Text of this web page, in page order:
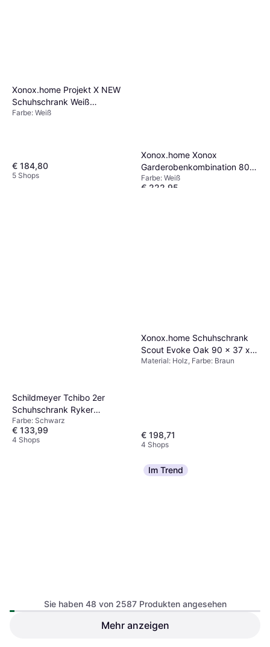
Xonox.home Projekt X NEW
Schuhschrank Weiß
Schuhregal
Farbe: Weiß
€ 184,80
5 Shops
Xonox.home Xonox
Garderobenkombination 80
cm Schuhregal
Farbe: Weiß
€ 222,95
Schildmeyer Tchibo 2er
Schuhschrank Ryker
Schwarz Schuhregal
Farbe: Schwarz
€ 133,99
4 Shops
Xonox.home Schuhschrank
Scout Evoke Oak 90 x 37 x
96 cm Schuhregal
Material: Holz, Farbe: Braun
€ 198,71
4 Shops
Im Trend
Schmal Schuhkipper Fsr202-
n Schuhregal
Sie haben 48 von 2587 Produkten angesehen
Mehr anzeigen